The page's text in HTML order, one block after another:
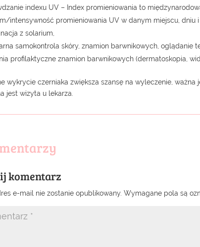
indexu UV – Index promieniowania to
intensywność promieniowania UV w danym miejscu, dniu i
z solarium,
samokontrola skóry, znamion barwnikowych, oglądanie
profilaktyczne znamion barwnikowych (dermatoskopia,
wykrycie czerniaka zwiększa szansę na wyleczenie,
jest wizyta u lekarza.
komentarz
e-mail nie zostanie opublikowany. Wymagane pola są